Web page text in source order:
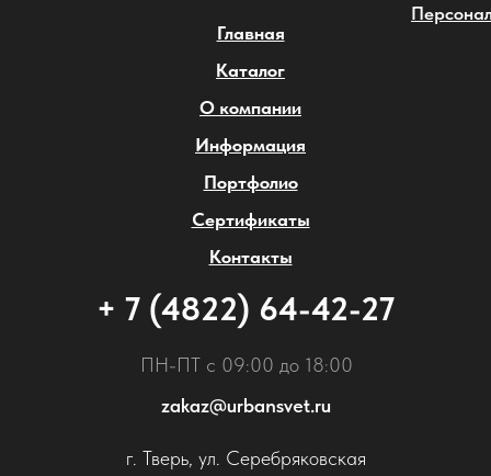
Главная
Каталог
О компании
Информация
Портфолио
Сертификаты
Контакты
ПН-ПТ с 09:00 до 18:00
г. Тверь, ул. Серебряковская
+ 7 (4822) 64-42-27
zakaz@urbansvet.ru